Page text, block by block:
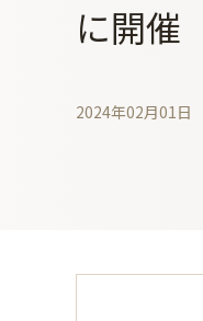
に開催
2024年02月01日